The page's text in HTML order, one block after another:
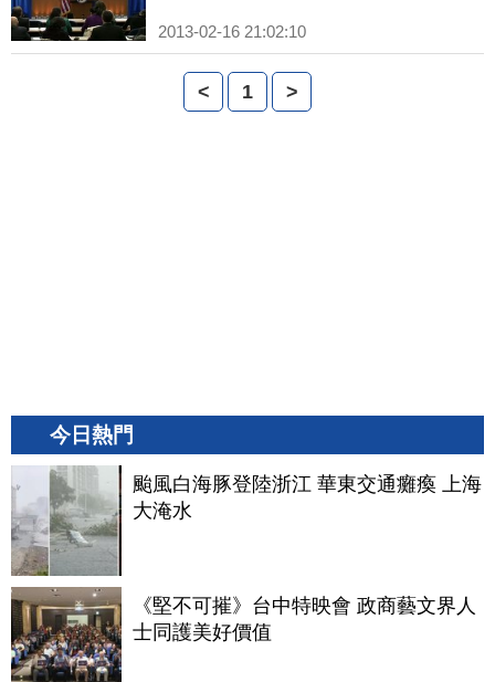
2013-02-16 21:02:10
< 1 >
今日熱門
颱風白海豚登陸浙江 華東交通癱瘓 上海
大淹水
《堅不可摧》台中特映會 政商藝文界人
士同護美好價值